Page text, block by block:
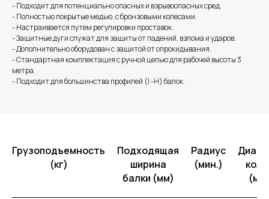
- Подходит для потенциально опасных и взрывоопасных сред.
- Полностью покрытые медью, с бронзовыми колесами.
- Настраивается путем регулировки проставок.
- Защитные дуги служат для защиты от падений, взлома и ударов.
- Дополнительно оборудован с защитой от опрокидывания.
- Стандартная комплектация с ручной цепью для рабочей высоты 3
метра.
- Подходит для большинства профилей (I -H) балок.
Грузоподъемность
(кг)
Подходящая
ширина
балки (мм)
Радиус
(мин.)